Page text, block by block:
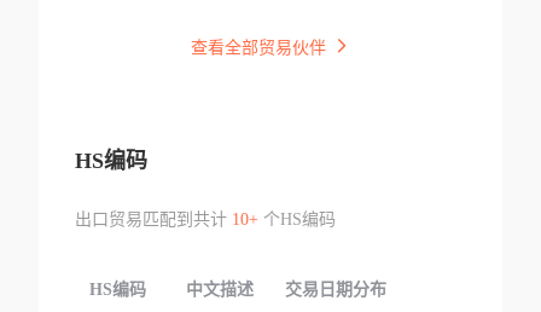
查看全部贸易伙伴
HS编码
出口贸易匹配到共计 10+个HS编码
HS编码 中文描述 交易日期分布